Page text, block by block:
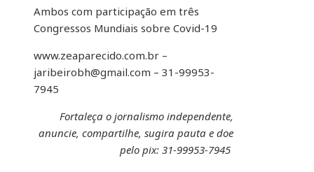
Ambos com participação em três
Congressos Mundiais sobre Covid-19
www.zeaparecido.com.br –
jaribeirobh@gmail.com – 31-99953-
7945
Fortaleça o jornalismo independente,
anuncie, compartilhe, sugira pauta e doe
pelo pix: 31-99953-7945